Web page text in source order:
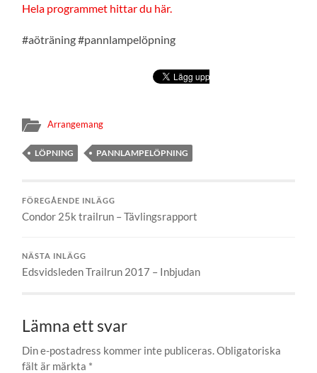
Hela programmet hittar du här.
#aöträning #pannlampelöpning
Arrangemang
LÖPNING PANNLAMPELÖPNING
FÖREGÅENDE INLÄGG
Condor 25k trailrun – Tävlingsrapport
NÄSTA INLÄGG
Edsvidsleden Trailrun 2017 – Inbjudan
Lämna ett svar
Din e-postadress kommer inte publiceras.Obligatoriska
fält är märkta *